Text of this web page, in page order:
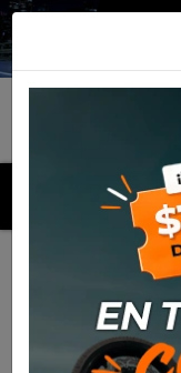
MENU
Productos